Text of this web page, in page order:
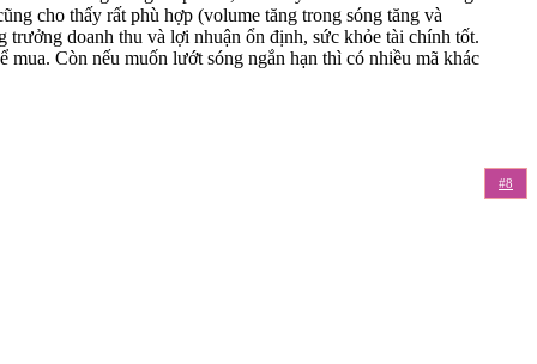
cho thấy rất phù hợp (volume tăng trong sóng tăng và
doanh thu và lợi nhuận ổn định, sức khỏe tài chính tốt.
Còn nếu muốn lướt sóng ngắn hạn thì có nhiều mã khác
#8